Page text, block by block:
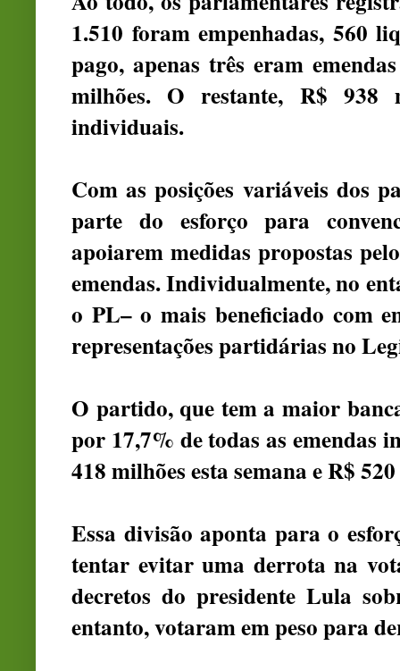
1.510 foram empenhadas, 560
pago, apenas três eram
milhões. O restante, R$ 938
individuais.
Com as posições variáveis dos
parte do esforço para
apoiarem medidas propostas
emendas. Individualmente, no
o PL– o mais beneficiado com
representações partidárias no
O partido, que tem a maior
por 17,7% de todas as emendas
418 milhões esta semana e R$
Essa divisão aponta para o
tentar evitar uma derrota na
decretos do presidente Lula
entanto, votaram em peso para